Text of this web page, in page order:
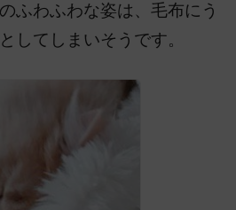
ふわふわな姿は、毛布にう
してしまいそうです。